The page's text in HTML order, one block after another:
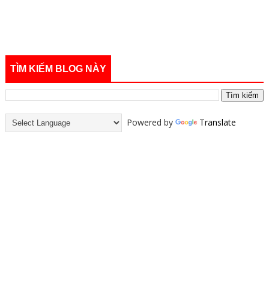
TÌM KIẾM BLOG NÀY
Powered by Translate